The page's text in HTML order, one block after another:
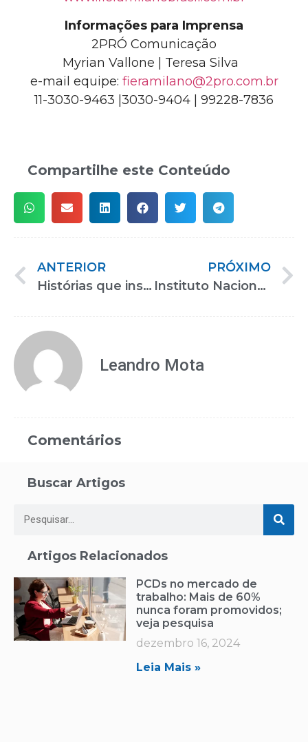
Informações para Imprensa
2PRÓ Comunicação
Myrian Vallone | Teresa Silva
e-mail equipe: fieramilano@2pro.com.br
11-3030-9463 |3030-9404 | 99228-7836
Compartilhe este Conteúdo
ANTERIOR
Histórias que inspiram no Congresso Reatech enaltecem artistas que não se deixam abater pelas limitações físicas
PRÓXIMO
Instituto Nacional de Nanismo estará presente em Congresso da Reatech 2023
Leandro Mota
Comentários
Buscar Artigos
Artigos Relacionados
PCDs no mercado de
trabalho: Mais de 60%
nunca foram promovidos;
veja pesquisa
dezembro 16, 2024
Leia Mais »